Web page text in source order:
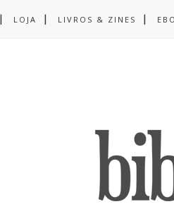
LOJA LIVROS & ZINES